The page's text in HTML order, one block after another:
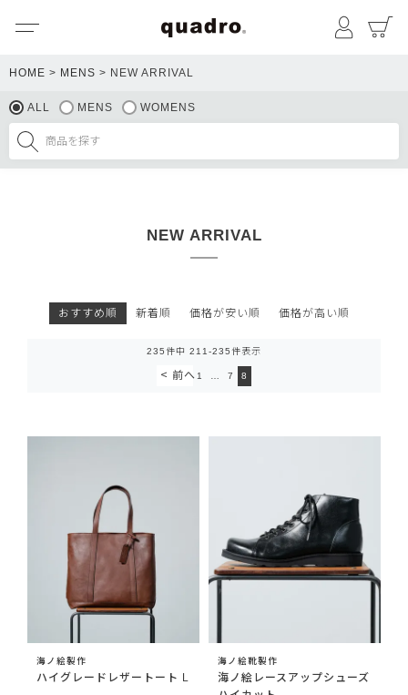
マイペ
HOME MENS NEW ARRIVAL
ALL MENS WOMENS
NEW ARRIVAL
おすすめ順 新着順 価格が安い順 価格が高い順
235件中 211 -235件表示
1 7 8
海ノ絵製作
ハイグレードレザートート L
海ノ絵靴製作
海ノ絵レースアップシューズ